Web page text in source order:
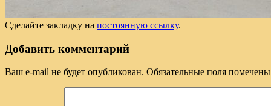
Сделайте закладку на постоянную ссылку.
Добавить комментарий
Ваш e-mail не будет опубликован. Обязательные поля